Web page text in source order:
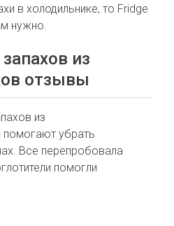
в холодильнике, то Fridge
нужно.
из
отзывы
из
помогают убрать
Все перепробовала
помогли